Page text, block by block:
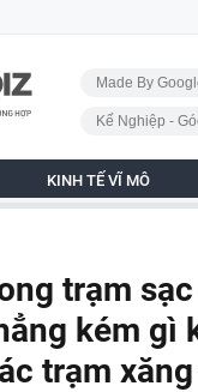
Made By
Kế Nghiệp -
KINH TẾ VĨ MÔ
trạm
kém gì
trạm